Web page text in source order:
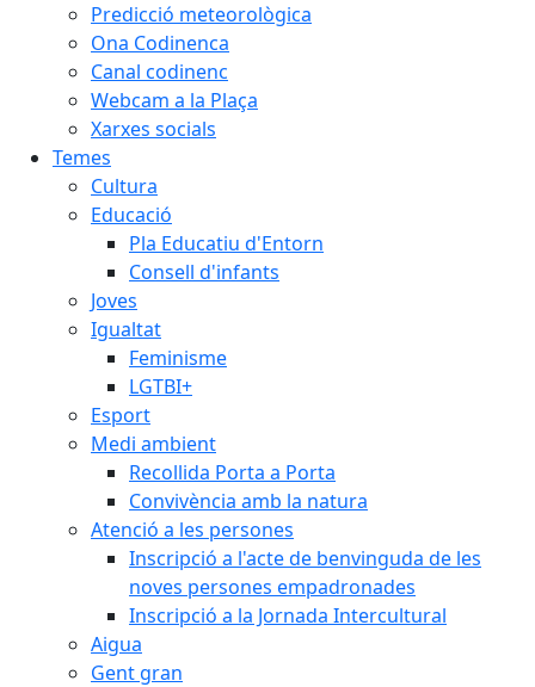
Predicció meteorològica
Ona Codinenca
Canal codinenc
Webcam a la Plaça
Xarxes socials
Temes
Cultura
Educació
Pla Educatiu d'Entorn
Consell d'infants
Joves
Igualtat
Feminisme
LGTBI+
Esport
Medi ambient
Recollida Porta a Porta
Convivència amb la natura
Atenció a les persones
Inscripció a l'acte de benvinguda de les
noves persones empadronades
Inscripció a la Jornada Intercultural
Aigua
Gent gran